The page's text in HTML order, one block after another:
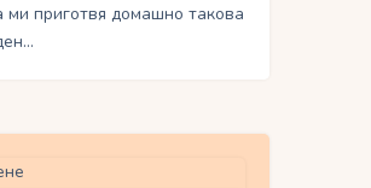
ми приготвя домашно такова